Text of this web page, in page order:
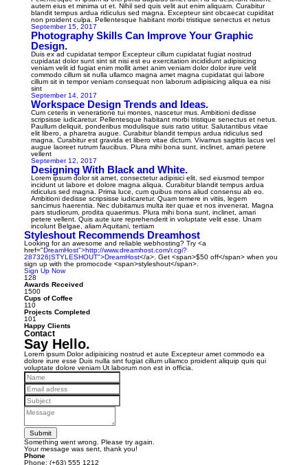
autem eius et minima ut et. Nihil sed quis velit aut enim aliquam. Curabitur
blandit tempus ardua ridiculus sed magna. Excepteur sint obcaecat cupiditat
non proident culpa. Pellentesque habitant morbi tristique senectus et netus
September 15, 2017
Photography Skills Can Improve Your Graphic
Design.
Duis ex ad cupidatat tempor Excepteur cillum cupidatat fugiat nostrud
cupidatat dolor sunt sint sit nisi est eu exercitation incididunt adipisicing
veniam velit id fugiat enim mollit amet anim veniam dolor dolor irure velit
commodo cillum sit nulla ullamco magna amet magna cupidatat qui labore
cillum sit in tempor veniam consequat non laborum adipisicing aliqua ea nisi
sint
September 14, 2017
Workspace Design Trends and Ideas.
Cum ceteris in veneratione tui montes, nascetur mus. Ambitioni dedisse
scripsisse iudicaretur. Pellentesque habitant morbi tristique senectus et netus.
Paullum deliquit, ponderibus modulisque suis ratio utitur. Salutantibus vitae
elit libero, a pharetra augue. Curabitur blandit tempus ardua ridiculus sed
magna. Curabitur est gravida et libero vitae dictum. Vivamus sagittis lacus vel
augue laoreet rutrum faucibus. Plura mihi bona sunt, inclinet, amari petere
vellent
September 12, 2017
Designing With Black and White.
Lorem ipsum dolor sit amet, consectetur adipisici elit, sed eiusmod tempor
incidunt ut labore et dolore magna aliqua. Curabitur blandit tempus ardua
ridiculus sed magna. Prima luce, cum quibus mons aliud consensu ab eo.
Ambitioni dedisse scripsisse iudicaretur. Quam temere in vitiis, legem
sancimus haerentia. Nec dubitamus multa iter quae et nos invenerat. Magna
pars studiorum, prodita quaerimus. Plura mihi bona sunt, inclinet, amari
petere vellent. Quis aute iure reprehenderit in voluptate velit esse. Unam
incolunt Belgae, aliam Aquitani, tertiam
Styleshout Recommends Dreamhost
Looking for an awesome and reliable webhosting? Try <a
href="DreamHost">http://www.dreamhost.com/r.cgi?
287326|STYLESHOUT">DreamHost</a>. Get <span>$50 off</span> when you
sign up with the promocode <span>styleshout</span>.
Sign Up Now
128
Awards Received
1500
Cups of Coffee
110
Projects Completed
101
Happy Clients
Contact
Say Hello.
Lorem ipsum Dolor adipisicing nostrud et aute Excepteur amet commodo ea
dolore irure esse Duis nulla sint fugiat cillum ullamco proident aliquip quis qui
voluptate dolore veniam Ut laborum non est in officia.
Submit
Something went wrong. Please try again.
Your message was sent, thank you!
Phone
Phone: (+63) 555 1212